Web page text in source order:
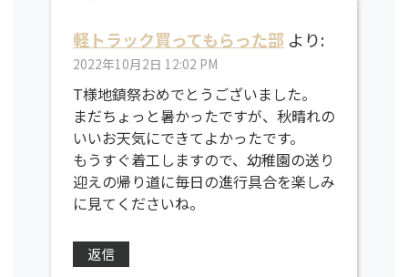
軽トラック買ってもらった部 より:
2022年10月2日 12:02 PM
T様地鎮祭おめでとうございました。
まだちょっと暑かったですが、秋晴れの
いいお天気にできてよかったです。
もうすぐ着工しますので、幼稚園の送り
迎えの帰り道に毎日の進行具合を楽しみ
に見てくださいね。
返信